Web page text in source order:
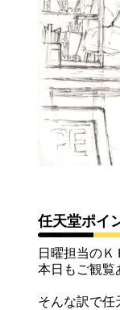
任天堂ポイ
日曜担当のＫ
本日もご観覧
そんな訳で任